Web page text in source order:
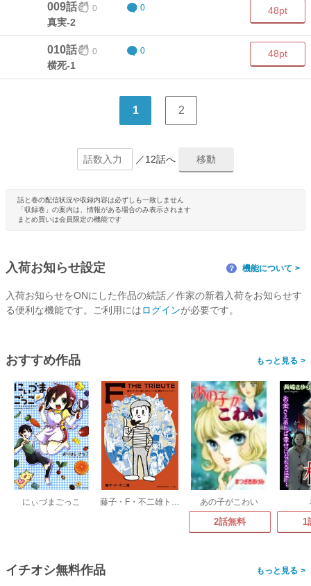
009話 0 0
真実-2
48pt
010話 0 0
横死-1
48pt
1 2
／12話へ
話と巻の配信状況や収録内容は必ずしも一致しません
「収録巻」の案内は、情報がある場合のみ表示されます
まとめ買いは会員限定の機能です
入荷お知らせ設定 ？ 機能について
入荷お知らせをONにした作品の続話／作家の新着入荷をお知らせす
る便利な機能です。ご利用にはログインが必要です。
おすすめ作品 >
にぃづまごっこ 藤子・F・不二雄トリビュート&原作アンソロジー F THE TRIBUTE あの子がこわい
2話無料 1
イチオシ無料作品 >